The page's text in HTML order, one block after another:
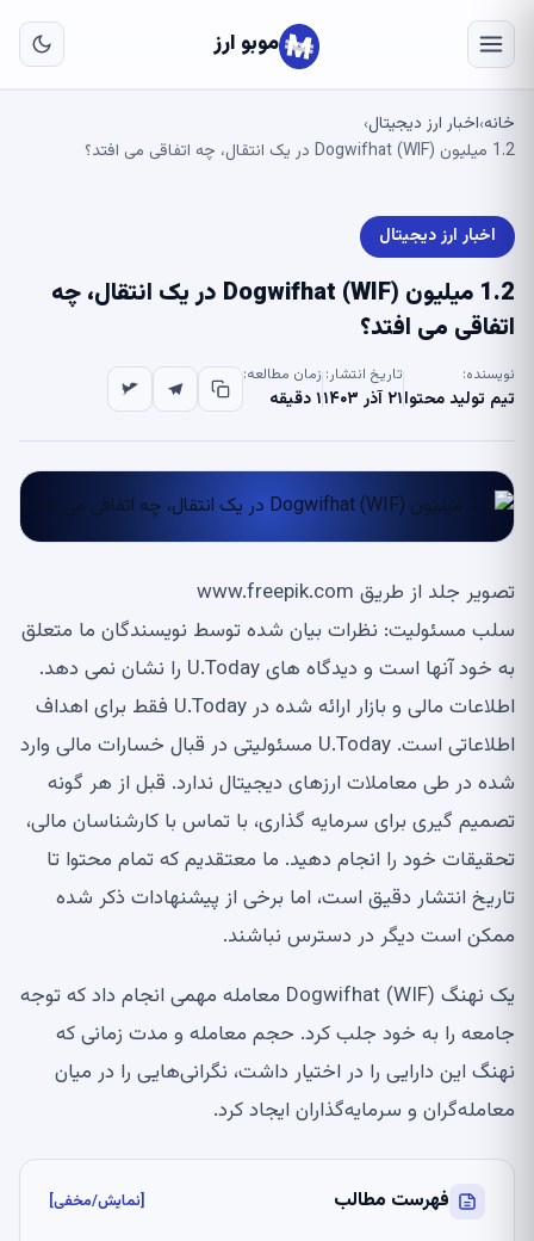
موبو ارز
خانه›اخبار ارز دیجیتال›
1.2 میلیون Dogwifhat (WIF) در یک انتقال، چه اتفاقی می افتد؟
اخبار ارز دیجیتال
1.2 میلیون Dogwifhat (WIF) در یک انتقال، چه
اتفاقی می افتد؟
نویسنده:
تیم تولید محتوا
تاریخ انتشار:
۲۱ آذر ۱۴۰۳
زمان مطالعه:
۱ دقیقه
تصویر جلد از طریق www.freepik.com
سلب مسئولیت: نظرات بیان شده توسط نویسندگان ما متعلق
به خود آنها است و دیدگاه های U.Today را نشان نمی دهد.
اطلاعات مالی و بازار ارائه شده در U.Today فقط برای اهداف
اطلاعاتی است. U.Today مسئولیتی در قبال خسارات مالی وارد
شده در طی معاملات ارزهای دیجیتال ندارد. قبل از هر گونه
تصمیم گیری برای سرمایه گذاری، با تماس با کارشناسان مالی،
تحقیقات خود را انجام دهید. ما معتقدیم که تمام محتوا تا
تاریخ انتشار دقیق است، اما برخی از پیشنهادات ذکر شده
ممکن است دیگر در دسترس نباشند.
یک نهنگ Dogwifhat (WIF) معامله مهمی انجام داد که توجه
جامعه را به خود جلب کرد. حجم معامله و مدت زمانی که
نهنگ این دارایی را در اختیار داشت، نگرانی‌هایی را در میان
معامله‌گران و سرمایه‌گذاران ایجاد کرد.
فهرست مطالب [نمایش/مخفی]